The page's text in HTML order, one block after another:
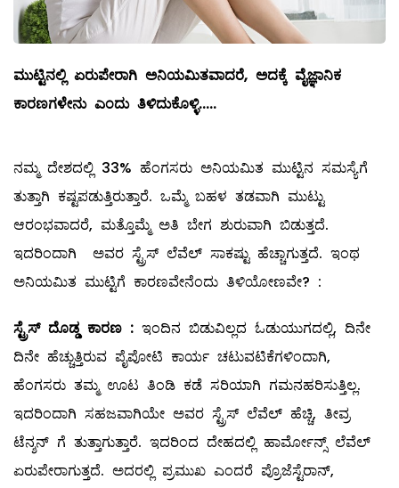
ಮುಟ್ಟಿನಲ್ಲಿ ಏರುಪೇರಾಗಿ ಅನಿಯಮಿತವಾದರೆ, ಅದಕ್ಕೆ ವೈಜ್ಞಾನಿಕ
ಕಾರಣಗಳೇನು ಎಂದು ತಿಳಿದುಕೊಳ್ಳಿ.....
ನಮ್ಮ ದೇಶದಲ್ಲಿ 33% ಹೆಂಗಸರು ಅನಿಯಮಿತ ಮುಟ್ಟಿನ ಸಮಸ್ಯೆಗೆ
ತುತ್ತಾಗಿ ಕಷ್ಟಪಡುತ್ತಿರುತ್ತಾರೆ. ಒಮ್ಮೆ ಬಹಳ ತಡವಾಗಿ ಮುಟ್ಟು
ಆರಂಭವಾದರೆ, ಮತ್ತೊಮ್ಮೆ ಅತಿ ಬೇಗ ಶುರುವಾಗಿ ಬಿಡುತ್ತದೆ.
ಇದರಿಂದಾಗಿ ಅವರ ಸ್ಟ್ರೆಸ್‌ ಲೆವೆಲ್ ಸಾಕಷ್ಟು ಹೆಚ್ಚಾಗುತ್ತದೆ. ಇಂಥ
ಅನಿಯಮಿತ ಮುಟ್ಟಿಗೆ ಕಾರಣವೇನೆಂದು ತಿಳಿಯೋಣವೇ? :
ಸ್ಟ್ರೆಸ್‌ ದೊಡ್ಡ ಕಾರಣ : ಇಂದಿನ ಬಿಡುವಿಲ್ಲದ ಓಡುಯುಗದಲ್ಲಿ, ದಿನೇ
ದಿನೇ ಹೆಚ್ಚುತ್ತಿರುವ ಪೈಪೋಟಿ ಕಾರ್ಯ ಚಟುವಟಿಕೆಗಳಿಂದಾಗಿ,
ಹೆಂಗಸರು ತಮ್ಮ ಊಟ ತಿಂಡಿ ಕಡೆ ಸರಿಯಾಗಿ ಗಮನಹರಿಸುತ್ತಿಲ್ಲ.
ಇದರಿಂದಾಗಿ ಸಹಜವಾಗಿಯೇ ಅವರ ಸ್ಟ್ರೆಸ್‌ ಲೆವೆಲ್ ‌ಹೆಚ್ಚಿ, ತೀವ್ರ
ಟೆನ್ಶನ್‌ ಗೆ ತುತ್ತಾಗುತ್ತಾರೆ. ಇದರಿಂದ ದೇಹದಲ್ಲಿ ಹಾರ್ಮೋನ್ಸ್ ಲೆವೆಲ್
ಏರುಪೇರಾಗುತ್ತದೆ. ಅದರಲ್ಲಿ ಪ್ರಮುಖ ಎಂದರೆ ಪ್ರೊಜೆಸ್ಟೆರಾನ್‌,